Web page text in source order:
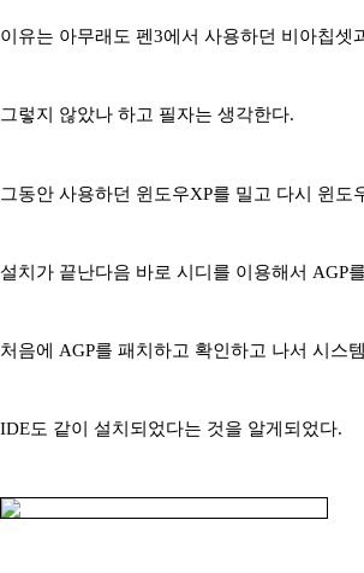
이유는 아무래도 펜3에서 사용하던 비아칩셋
그렇지 않았나 하고 필자는 생각한다.
그동안 사용하던 윈도우XP를 밀고 다시 윈도
설치가 끝난다음 바로 시디를 이용해서 AGP
처음에 AGP를 패치하고 확인하고 나서 시스
IDE도 같이 설치되었다는 것을 알게되었다.